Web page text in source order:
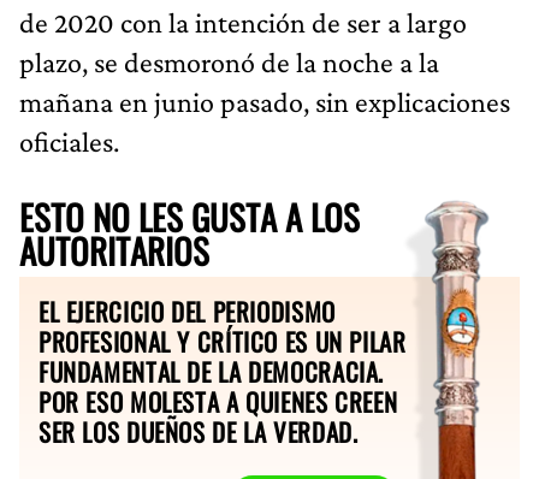
de 2020 con la intención de ser a largo
plazo, se desmoronó de la noche a la
mañana en junio pasado, sin explicaciones
oficiales.
ESTO NO LES GUSTA A LOS
AUTORITARIOS
EL EJERCICIO DEL PERIODISMO
PROFESIONAL Y CRÍTICO ES UN PILAR
FUNDAMENTAL DE LA DEMOCRACIA.
POR ESO MOLESTA A QUIENES CREEN
SER LOS DUEÑOS DE LA VERDAD.